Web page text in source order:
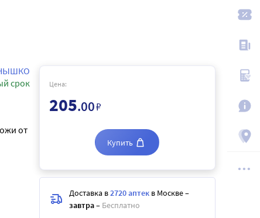
срок
от
Цена:
205.00₽
Купить
Доставка в2720 аптек в Москве–
завтра– Бесплатно